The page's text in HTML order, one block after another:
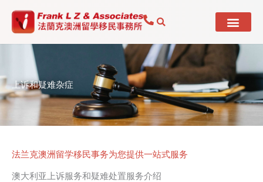
上诉和疑难杂症
法兰克澳洲留学移民事务为您提供一站式服务
澳大利亚上诉服务和疑难处置服务介绍